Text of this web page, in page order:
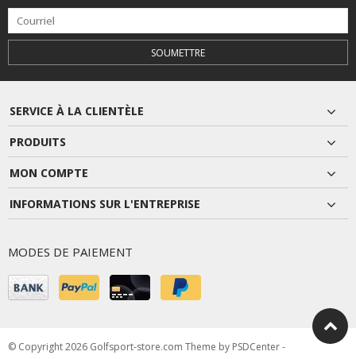
SOUMETTRE
SERVICE À LA CLIENTÈLE
PRODUITS
MON COMPTE
INFORMATIONS SUR L'ENTREPRISE
MODES DE PAIEMENT
© Copyright 2026 Golfsport-store.com Theme by PSDCenter-